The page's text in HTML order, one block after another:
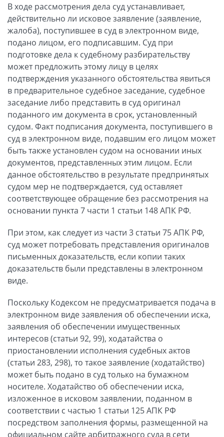
В ходе рассмотрения дела суд устанавливает,
действительно ли исковое заявление (заявление,
жалоба), поступившее в суд в электронном виде,
подано лицом, его подписавшим. Суд при
подготовке дела к судебному разбирательству
может предложить этому лицу в целях
подтверждения указанного обстоятельства явиться
в предварительное судебное заседание, судебное
заседание либо представить в суд оригинал
поданного им документа в срок, установленный
судом. Факт подписания документа, поступившего в
суд в электронном виде, подавшим его лицом может
быть также установлен судом на основании иных
документов, представленных этим лицом. Если
данное обстоятельство в результате предпринятых
судом мер не подтверждается, суд оставляет
соответствующее обращение без рассмотрения на
основании пункта 7 части 1 статьи 148 АПК РФ.
При этом, как следует из части 3 статьи 75 АПК РФ,
суд может потребовать представления оригиналов
письменных доказательств, если копии таких
доказательств были представлены в электронном
виде.
Поскольку Кодексом не предусматривается подача в
электронном виде заявления об обеспечении иска,
заявления об обеспечении имущественных
интересов (статьи 92, 99), ходатайства о
приостановлении исполнения судебных актов
(статьи 283, 298), то такое заявление (ходатайство)
может быть подано в суд только на бумажном
носителе. Ходатайство об обеспечении иска,
изложенное в исковом заявлении, поданном в
соответствии с частью 1 статьи 125 АПК РФ
посредством заполнения формы, размещенной на
официальном сайте арбитражного суда в сети